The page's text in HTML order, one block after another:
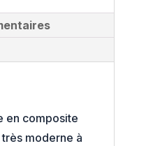
en composite
moderne à